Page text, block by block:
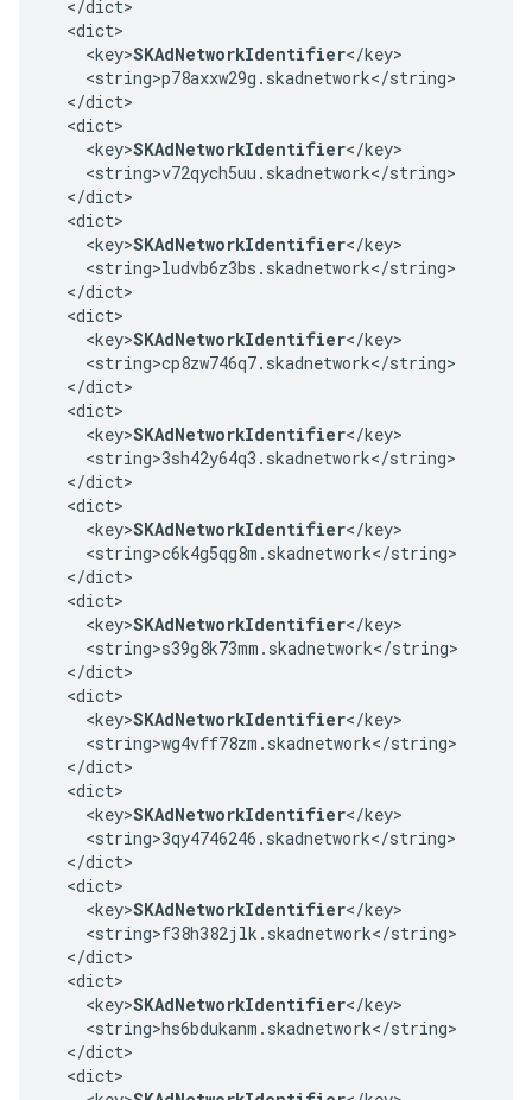
  </dict>
  <dict>
    <key>
SKAdNetworkIdentifier</key>
    <string>p78axxw29g.skadnetwork</string>
  </dict>
  <dict>
    <key>
SKAdNetworkIdentifier</key>
    <string>v72qych5uu.skadnetwork</string>
  </dict>
  <dict>
    <key>
SKAdNetworkIdentifier</key>
    <string>ludvb6z3bs.skadnetwork</string>
  </dict>
  <dict>
    <key>
SKAdNetworkIdentifier</key>
    <string>cp8zw746q7.skadnetwork</string>
  </dict>
  <dict>
    <key>
SKAdNetworkIdentifier</key>
    <string>3sh42y64q3.skadnetwork</string>
  </dict>
  <dict>
    <key>
SKAdNetworkIdentifier</key>
    <string>c6k4g5qg8m.skadnetwork</string>
  </dict>
  <dict>
    <key>
SKAdNetworkIdentifier</key>
    <string>s39g8k73mm.skadnetwork</string>
  </dict>
  <dict>
    <key>
SKAdNetworkIdentifier</key>
    <string>wg4vff78zm.skadnetwork</string>
  </dict>
  <dict>
    <key>
SKAdNetworkIdentifier</key>
    <string>3qy4746246.skadnetwork</string>
  </dict>
  <dict>
    <key>
SKAdNetworkIdentifier</key>
    <string>f38h382jlk.skadnetwork</string>
  </dict>
  <dict>
    <key>
SKAdNetworkIdentifier</key>
    <string>hs6bdukanm.skadnetwork</string>
  </dict>
  <dict>